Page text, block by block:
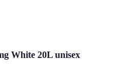
White 20L unisex